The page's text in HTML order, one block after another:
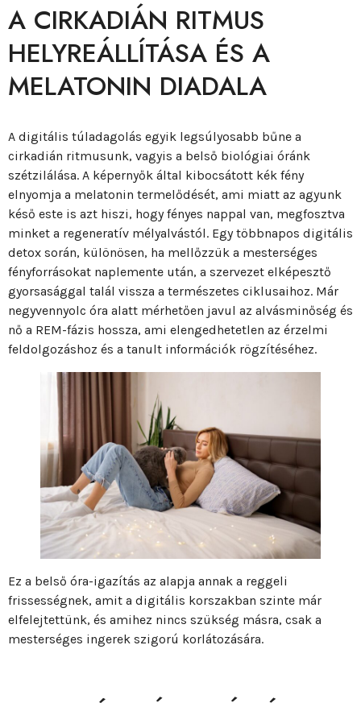
A CIRKADIÁN RITMUS
HELYREÁLLÍTÁSA ÉS A
MELATONIN DIADALA
A digitális túladagolás egyik legsúlyosabb bűne a
cirkadián ritmusunk, vagyis a belső biológiai óránk
szétzilálása. A képernyők által kibocsátott kék fény
elnyomja a melatonin termelődését, ami miatt az agyunk
késő este is azt hiszi, hogy fényes nappal van, megfosztva
minket a regeneratív mélyalvástól. Egy többnapos digitális
detox során, különösen, ha mellőzzük a mesterséges
fényforrásokat naplemente után, a szervezet elképesztő
gyorsasággal talál vissza a természetes ciklusaihoz. Már
negyvennyolc óra alatt mérhetően javul az alvásminőség és
nő a REM-fázis hossza, ami elengedhetetlen az érzelmi
feldolgozáshoz és a tanult információk rögzítéséhez.
Ez a belső óra-igazítás az alapja annak a reggeli
frissességnek, amit a digitális korszakban szinte már
elfelejtettünk, és amihez nincs szükség másra, csak a
mesterséges ingerek szigorú korlátozására.